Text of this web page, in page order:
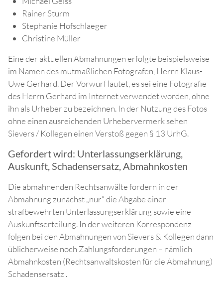
Rainer Sturm
Stephanie Hofschlaeger
Christine Müller
Eine der aktuellen Abmahnungen erfolgte beispielsweise
im Namen des mutmaßlichen Fotografen, Herrn Klaus-
Uwe Gerhard. Der Vorwurf lautet, es sei eine Fotografie
des Herrn Gerhard im Internet verwendet worden, ohne
ihn als Urheber zu bezeichnen. In der Nutzung des Fotos
ohne einen ausreichenden Urhebervermerk sehen
Sievers / Kollegen einen Verstoß gegen § 13 UrhG.
Gefordert wird: Unterlassungserklärung,
Auskunft, Schadensersatz, Abmahnkosten
Die abmahnenden Rechtsanwälte fordern in der
Abmahnung zunächst „nur“ die Abgabe einer
strafbewehrten Unterlassungserklärung sowie eine
Auskunftserteilung. In der weiteren Korrespondenz
folgen bei den Abmahnungen von Sievers & Kollegen dann
üblicherweise noch Zahlungsforderungen – nämlich
Abmahnkosten (Rechtsanwaltskosten für die Abmahnung)
Schadensersatz .